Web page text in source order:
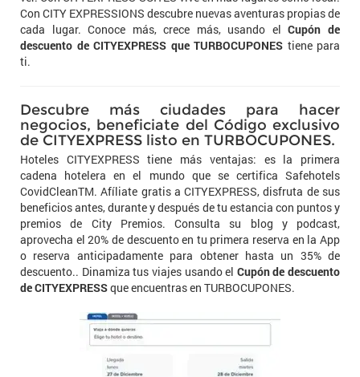
Con CITY EXPRESSIONS descubre nuevas aventuras propias de
cada lugar. Conoce más, crece más, usando elCupón de
descuento de CITYEXPRESS que TURBOCUPONES tiene para
ti.
Descubre más ciudades para hacer
negocios, beneficiate del Código exclusivo
de CITYEXPRESS listo en TURBOCUPONES.
Hoteles CITYEXPRESS tiene más ventajas: es la primera
cadena hotelera en el mundo que se certifica Safehotels
CovidCleanTM. Afíliate gratis a CITYEXPRESS, disfruta de sus
beneficios antes, durante y después de tu estancia con puntos y
premios de City Premios. Consulta su blog y podcast,
aprovecha el 20% de descuento en tu primera reserva en la App
o reserva anticipadamente para obtener hasta un 35% de
descuento.. Dinamiza tus viajes usando el Cupón de descuento
de CITYEXPRESSque encuentras en TURBOCUPONES.